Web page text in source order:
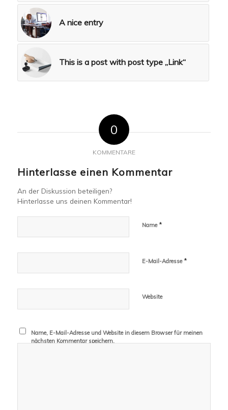
A nice entry
This is a post with post type „Link“
0
KOMMENTARE
Hinterlasse einen Kommentar
An der Diskussion beteiligen?
Hinterlasse uns deinen Kommentar!
Name *
E-Mail-Adresse *
Website
Name, E-Mail-Adresse und Website in diesem Browser für meinen
nächsten Kommentar speichern.